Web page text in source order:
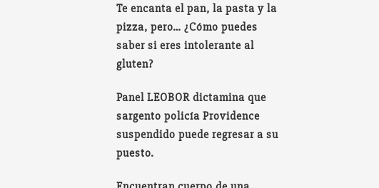
Te encanta el pan, la pasta y la
pizza, pero… ¿Cómo puedes
saber si eres intolerante al
gluten?
Panel LEOBOR dictamina que
sargento policía Providence
suspendido puede regresar a su
puesto.